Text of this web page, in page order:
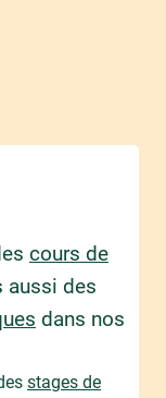
cours de
aussi des
dans nos
stages de